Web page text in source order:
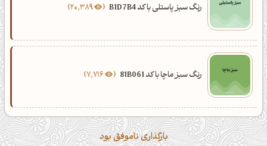
رنگ سبز پاستلی با کد B1D7B4 20,389
رنگ سبز ماچا با کد 81B061
بارگذاری ناموفق بود